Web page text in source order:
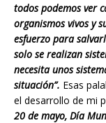
todos podemos ver
organismos vivos y
esfuerzo para
solo se realizan
necesita unos
situación”. Esas
el desarrollo de mi
20 de mayo, Día